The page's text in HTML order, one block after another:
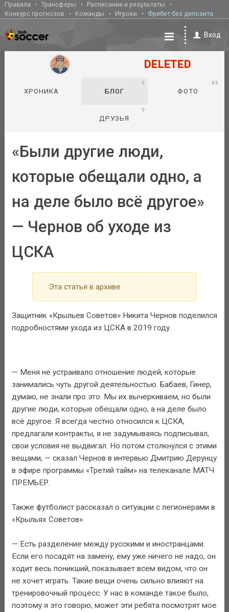
Правила Трансферы
Расписание и результаты
Конкурс прогнозов
Команды Игроки Фрибет без депозита
Вход
DELETED
ХРОНИКА БЛОГ
0
ФОТО
86
ДРУЗЬЯ
0
«Были другие люди,
которые обещали одно, а
на деле было всё другое»
— Чернов об уходе из
ЦСКА
Эта статья в архиве
Защитник «Крыльев Советов» Никита Чернов поделился
подробностями ухода из ЦСКА в 2019 году.
— Меня не устраивало отношение людей, которые
занимались чуть другой деятельностью. Бабаев, Гинер,
думаю, не знали про это. Мы их вычеркиваем, но были
другие люди, которые обещали одно, а на деле было
всё другое. Я всегда честно относился к ЦСКА,
предлагали контракты, я не задумываясь подписывал,
свои условия не выдвигал. Но потом столкнулся с этими
вещами, — сказал Чернов в интервью Дмитрию Дерунцу
в эфире программы «Третий тайм» на телеканале МАТЧ
ПРЕМЬЕР.
Также футболист рассказал о ситуации с легионерами в
«Крыльях Советов».
— Есть разделение между русскими и иностранцами.
Если его посадят на замену, ему уже ничего не надо, он
ходит весь поникший, показывает всем видом, что он
не хочет играть. Такие вещи очень сильно влияют на
тренировочный процесс. У нас в команде такое было,
поэтому я это говорю, может эти ребята посмотрят мое